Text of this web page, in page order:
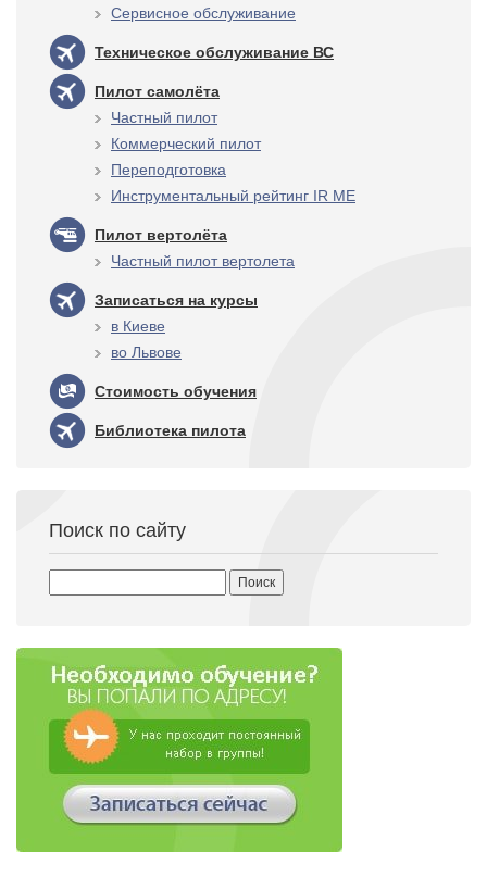
Сервисное обслуживание
Техническое обслуживание ВС
Пилот самолёта
Частный пилот
Коммерческий пилот
Переподготовка
Инструментальный рейтинг IR ME
Пилот вертолёта
Частный пилот вертолета
Записаться на курсы
в Киеве
во Львове
Стоимость обучения
Библиотека пилота
Поиск по сайту